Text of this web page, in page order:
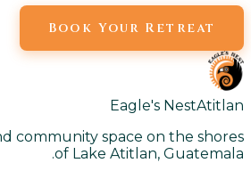
Book Your Retreat
Eagle's NestAtitlan
community space on the shores
of Lake Atitlan, Guatemala.